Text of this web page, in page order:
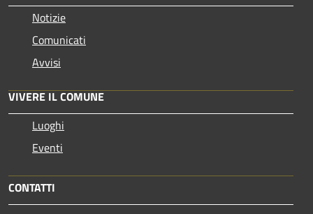
Notizie
Comunicati
Avvisi
VIVERE IL COMUNE
Luoghi
Eventi
CONTATTI